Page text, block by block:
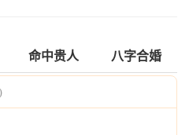
命中贵人 八字合婚